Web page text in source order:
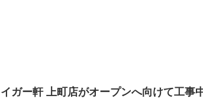
ガー軒 上町店がオープンへ向けて工事